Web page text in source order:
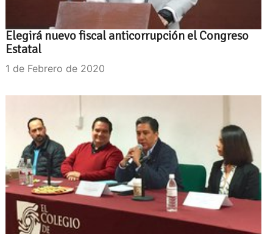
Elegirá nuevo fiscal anticorrupción el Congreso
Estatal
1 de Febrero de 2020